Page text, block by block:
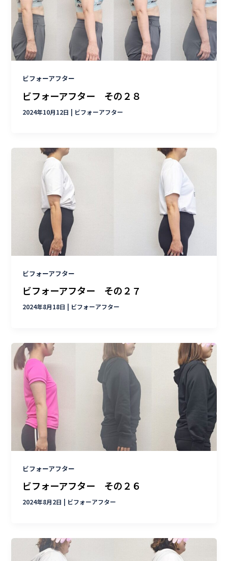
ビフォーアフター
ビフォーアフター その２８
2024年10月12日 | ビフォーアフター
ビフォーアフター
ビフォーアフター その２７
2024年8月18日 | ビフォーアフター
ビフォーアフター
ビフォーアフター その２６
2024年8月2日 | ビフォーアフター